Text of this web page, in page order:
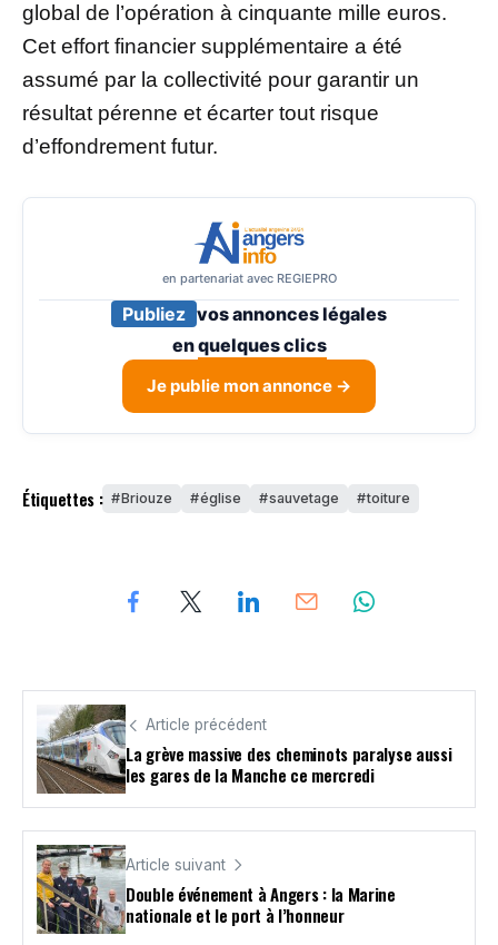
global de l’opération à cinquante mille euros.
Cet effort financier supplémentaire a été
assumé par la collectivité pour garantir un
résultat pérenne et écarter tout risque
d’effondrement futur.
en partenariat avec REGIEPRO
Publiez vos annonces légales
enquelques clics
Je publie mon annonce →
Étiquettes : Briouze église sauvetage toiture
Article précédent
La grève massive des cheminots paralyse aussi
les gares de la Manche ce mercredi
Article suivant
Double événement à Angers : la Marine
nationale et le port à l’honneur